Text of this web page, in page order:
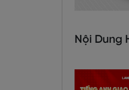
Nội Dung